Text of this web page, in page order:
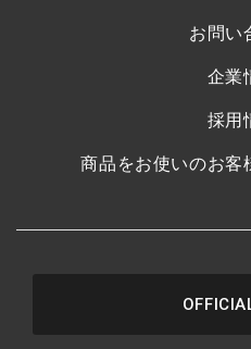
お問い
企業
採用
商品をお使いのお客